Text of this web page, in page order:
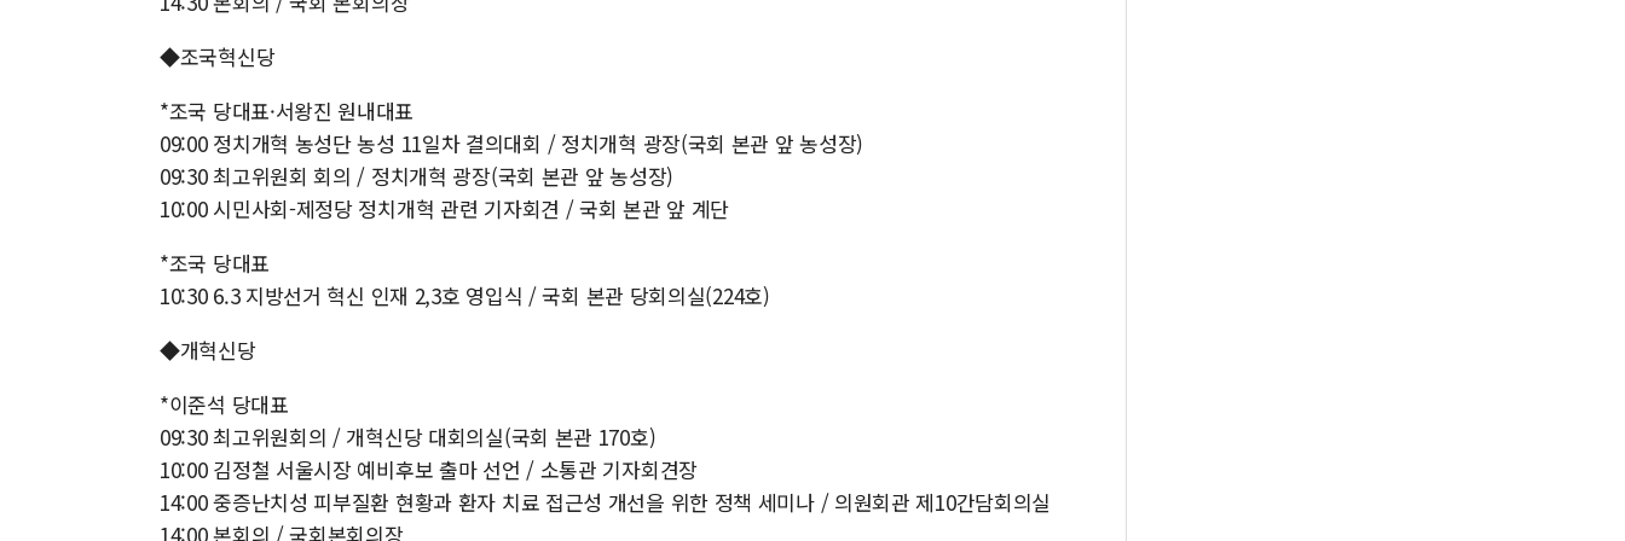
◆조국혁신당
*조국 당대표·서왕진 원내대표
09:00 정치개혁 농성단 농성 11일차 결의대회 / 정치개혁 광장(국회 본관 앞 농성장)
09:30 최고위원회 회의 / 정치개혁 광장(국회 본관 앞 농성장)
10:00 시민사회-제정당 정치개혁 관련 기자회견 / 국회 본관 앞 계단
*조국 당대표
10:30 6.3 지방선거 혁신 인재 2,3호 영입식 / 국회 본관 당회의실(224호)
◆개혁신당
*이준석 당대표
09:30 최고위원회의 / 개혁신당 대회의실(국회 본관 170호)
10:00 김정철 서울시장 예비후보 출마 선언 / 소통관 기자회견장
14:00 중증난치성 피부질환 현황과 환자 치료 접근성 개선을 위한 정책 세미나 / 의원회관 제10간담회의실
14:00 본회의 / 국회본회의장